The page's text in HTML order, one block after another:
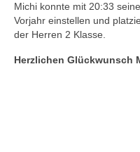
Michi konnte mit 20:33
Vorjahr einstellen und
der Herren 2 Klasse.
Herzlichen Glückwunsch